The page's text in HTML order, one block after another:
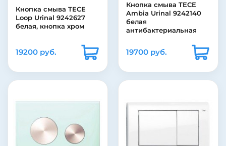
Кнопка смыва TECE
Loop Urinal 9242627
белая, кнопка хром
19200 руб.
Кнопка смыва TECE
Ambia Urinal 9242140
белая
антибактериальная
19700 руб.